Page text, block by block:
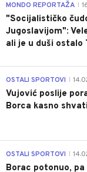
MONDO REPORTAŽA
"Socijalističko
Jugoslavijom":
ali je u duši ostalo
OSTALI SPORTOVI
Vujović poslije
Borca kasno
OSTALI SPORTOVI
Borac potonuo,